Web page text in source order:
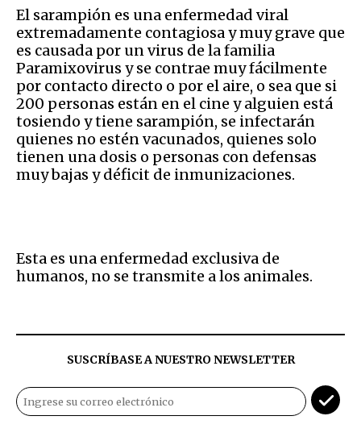
El sarampión es una enfermedad viral
extremadamente contagiosa y muy grave que
es causada por un virus de la familia
Paramixovirus y se contrae muy fácilmente
por contacto directo o por el aire, o sea que si
200 personas están en el cine y alguien está
tosiendo y tiene sarampión, se infectarán
quienes no estén vacunados, quienes solo
tienen una dosis o personas con defensas
muy bajas y déficit de inmunizaciones.
Esta es una enfermedad exclusiva de
humanos, no se transmite a los animales.
SUSCRÍBASE A NUESTRO NEWSLETTER